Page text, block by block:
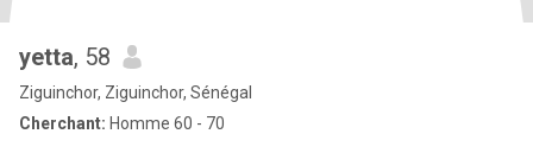
yetta, 58
Ziguinchor, Ziguinchor, Sénégal
Cherchant: Homme 60 - 70